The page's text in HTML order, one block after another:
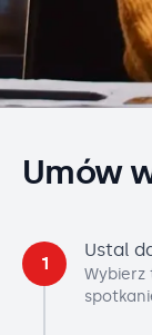
Umów
1
Ustal
Wybierz